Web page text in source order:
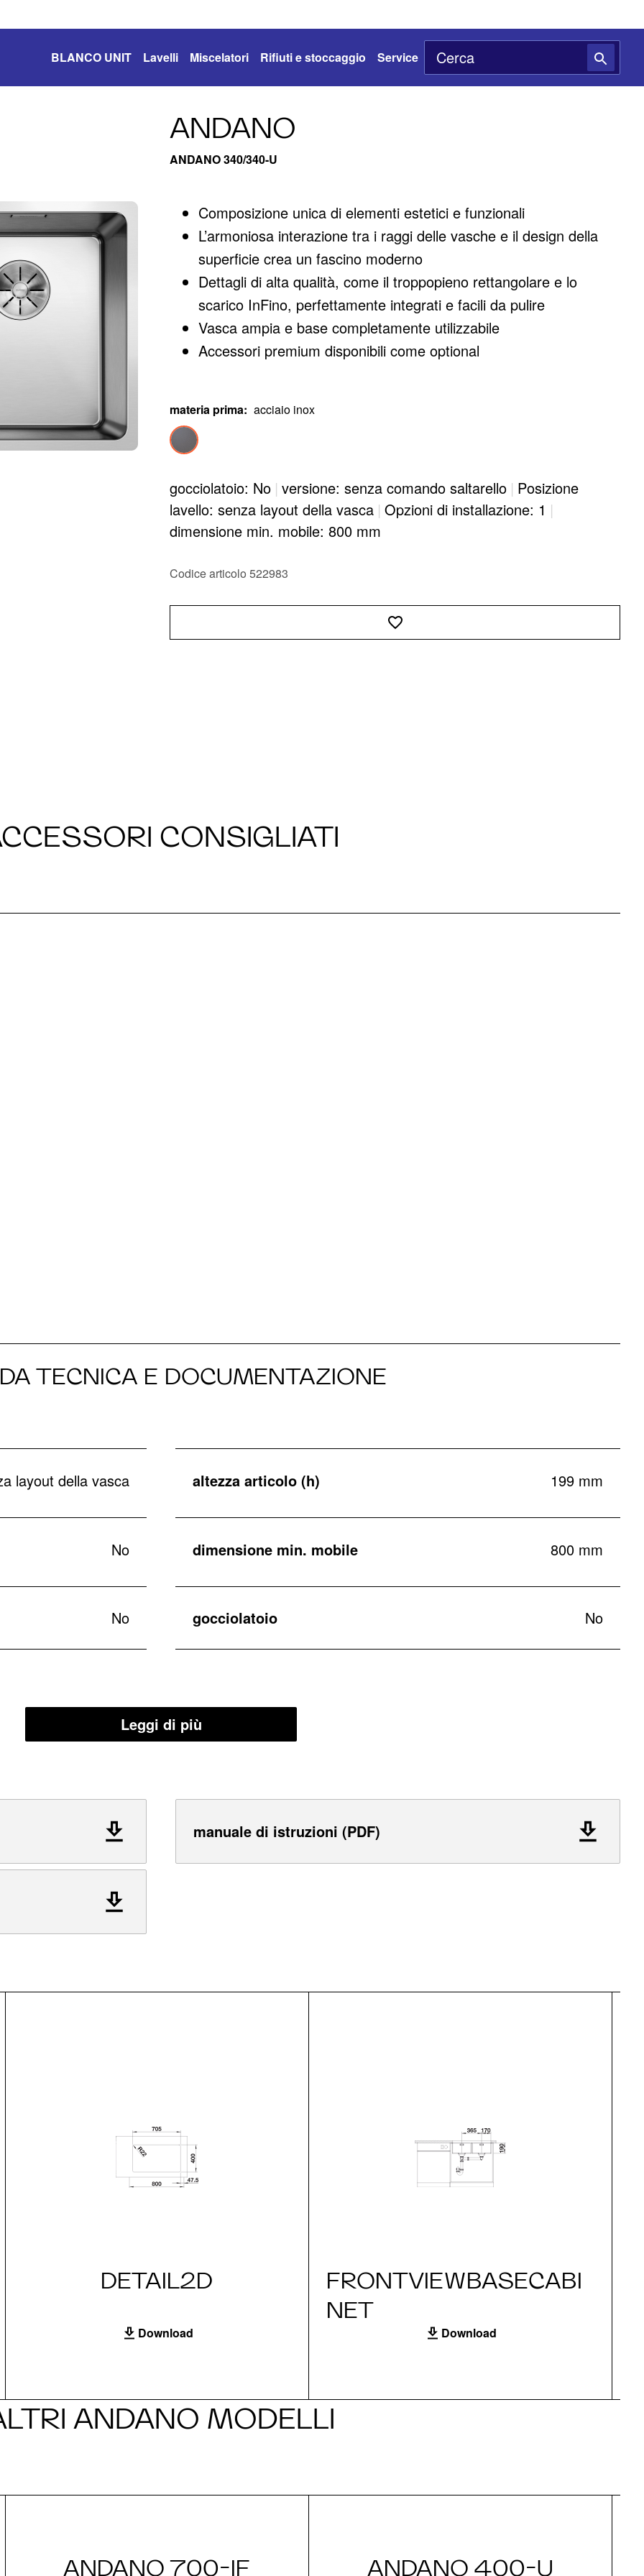
BLANCO UNIT Lavelli Miscelatori Rifiuti e stoccaggio Service
ANDANO
ANDANO 340/340-U
Composizione unica di elementi estetici e funzionali
L’armoniosa interazione tra i raggi delle vasche e il design della
superficie crea un fascino moderno
Dettagli di alta qualità, come il troppopieno rettangolare e lo
scarico InFino, perfettamente integrati e facili da pulire
Vasca ampia e base completamente utilizzabile
Accessori premium disponibili come optional
materia prima: acciaio inox
gocciolatoio: No | versione: senza comando saltarello | Posizione
lavello: senza layout della vasca | Opzioni di installazione: 1 |
dimensione min. mobile: 800 mm
Codice articolo 522983
CONSIGLIATI
TECNICA E DOCUMENTAZIONE
layout della vasca altezza articolo (h) 199 mm
No dimensione min. mobile 800 mm
No gocciolatoio No
Leggi di più
manuale di istruzioni (PDF)
DETAIL2D
Download
FRONTVIEWBASECABI
NET
Download
ANDANO MODELLI
ANDANO 700-IF ANDANO 400-U